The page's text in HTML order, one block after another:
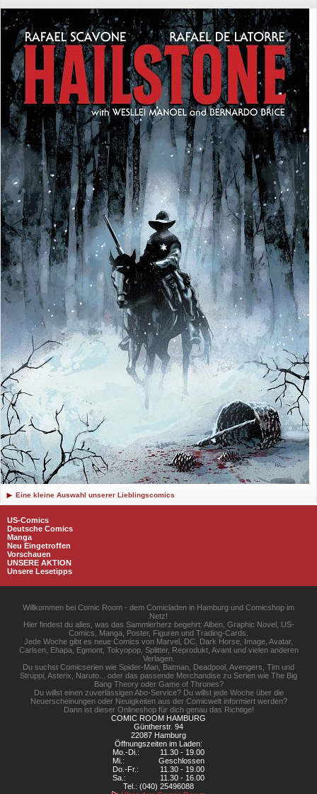
Eine kleine Auswahl unserer Lieblingscomics
US-Comics
Deutsche Comics
Manga
Neu Eingetroffen
Vorschauen
UNSERE AKTION
Unsere Lesetipps
Willkommen bei Comic Room - dem Comicladen in Hamburg und Comicshop im
Netz!
Hier findest du alles, was das Sammlerherz begehrt: Alben, Graphic Novel, US-
Comics, Manga, Poster, Figuren und Trading-Cards.
Jede Woche gibt es neue Comics von Marvel, DC, Dark Horse, Image, Avatar,
Carlsen, Ehapa, Egmont, Tokyopop, Splitter, Reprodukt, Avant und vielen anderen
Verlagen.
Du suchst Comicserien wie Spider-Man, Batman, Deadpool, Avengers, Tim und
Struppi, Asterix, Naruto... oder das passende Merchandise zu Serien wie The Big
Bang Theory oder Game of Thrones?
Du willst einen zuverlässigen Abo-Service? Du willst jede Woche über die
Neuerscheinungen oder Neuigkeiten aus der Comicwelt informiert werden?
Dann ist dieser Onlineshop für dich genau das Richtige!
COMIC ROOM HAMBURG
Güntherstr. 94
22087 Hamburg
Öffnungszeiten im Laden:
Mo.-Di.:
11.30 - 19.00
Mi.:
Geschlossen
Do.-Fr.:
11.30 - 19.00
Sa.:
11.30 - 16.00
Tel.: (040) 25496088